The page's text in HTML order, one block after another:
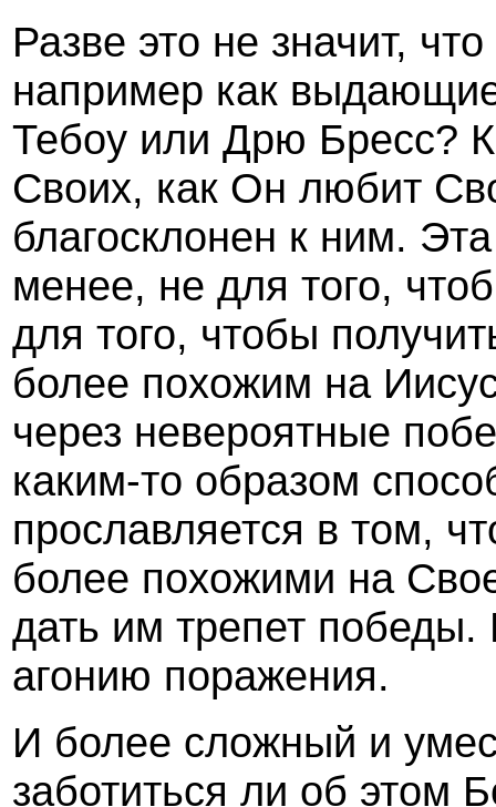
Разве это не значит,
например как
Тебоу или Дрю Бресс?
Своих, как Он любит
благосклонен к ним.
менее, не для того,
для того, чтобы
более похожим на
через невероятные
каким-то образом
прославляется в том,
более похожими на
дать им трепет победы.
агонию поражения.
И более сложный и
заботиться ли об этом